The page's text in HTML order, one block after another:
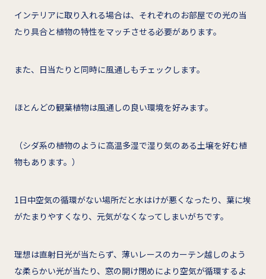
インテリアに取り入れる場合は、それぞれのお部屋での光の当
たり具合と植物の特性をマッチさせる必要があります。
また、日当たりと同時に風通しもチェックします。
ほとんどの観葉植物は風通しの良い環境を好みます。
（シダ系の植物のように高温多湿で湿り気のある土壌を好む植
物もあります。）
1日中空気の循環がない場所だと水はけが悪くなったり、葉に埃
がたまりやすくなり、元気がなくなってしまいがちです。
理想は直射日光が当たらず、薄いレースのカーテン越しのよう
な柔らかい光が当たり、窓の開け閉めにより空気が循環するよ